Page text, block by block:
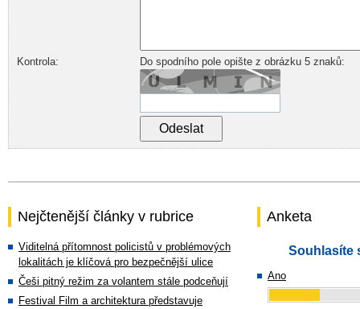
Kontrola: Do spodního pole opište z obrázku 5 znaků:
Nejčtenější články v rubrice
Viditelná přítomnost policistů v problémových
lokalitách je klíčová pro bezpečnější ulice
Češi pitný režim za volantem stále podceňují
Festival Film a architektura představuje
Anketa
Souhlasíte
Ano